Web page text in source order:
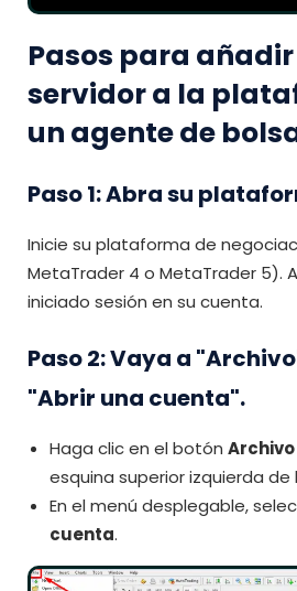
Pasos para
servidor a la
un agente de
Paso 1: Abra su
Inicie su plataforma de
MetaTrader 4 o MetaTrader 5).
iniciado sesión en su cuenta.
Paso 2: Vaya a
"Abrir una cuenta".
Haga clic en el botón Archivo
esquina superior izquierda
En el menú desplegable,
cuenta.